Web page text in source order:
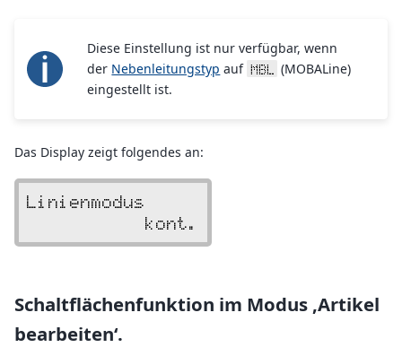
Diese Einstellung ist nur verfügbar, wenn
der Nebenleitungstyp auf MBL
(MOBALine)
eingestellt ist.
Das Display zeigt folgendes an:
Linienmodus
kont.
Schaltflächenfunktion im Modus ‚Artikel
bearbeiten‘.